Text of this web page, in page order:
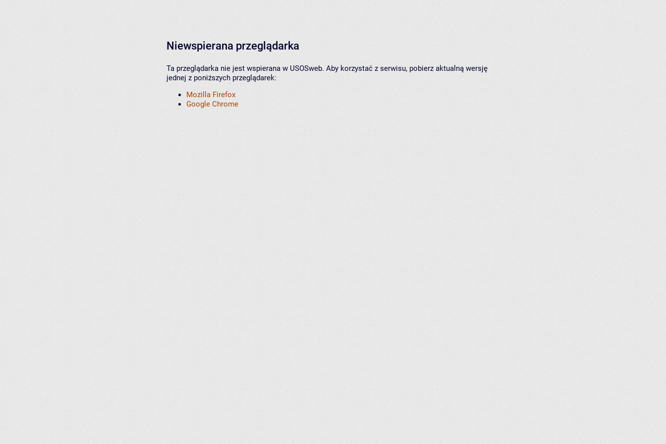
Niewspierana przeglądarka
Ta przeglądarka nie jest wspierana w USOSweb. Aby korzystać z serwisu, pobierz aktualną wersję
jednej z poniższych przeglądarek:
Mozilla Firefox
Google Chrome